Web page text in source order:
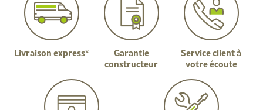
Livraison express*
Garantie
constructeur
Service client à
votre écoute